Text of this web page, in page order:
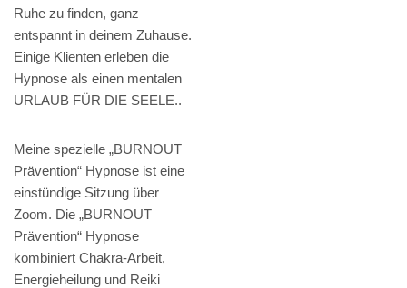
Ruhe zu finden, ganz
entspannt in deinem Zuhause.
Einige Klienten erleben die
Hypnose als einen mentalen
URLAUB FÜR DIE SEELE..
Meine spezielle „BURNOUT
Prävention“ Hypnose ist eine
einstündige Sitzung über
Zoom. Die „BURNOUT
Prävention“ Hypnose
kombiniert Chakra-Arbeit,
Energieheilung und Reiki